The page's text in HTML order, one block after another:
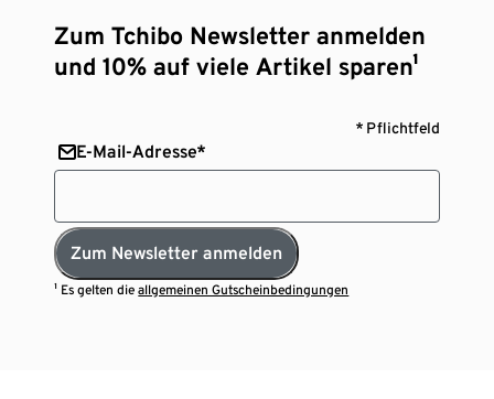
Zum Tchibo Newsletter anmelden
und 10% auf viele Artikel sparen¹
* Pflichtfeld
E-Mail-Adresse*
Zum Newsletter anmelden
¹ Es gelten dieallgemeinen Gutscheinbedingungen